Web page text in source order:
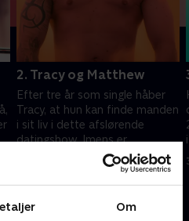
Om
2. Tracy og Matthew
Efter tre år som single håber
Tracy, at hun kan finde manden
i sit liv i dette afslørende
datingshow. Imens er
telefonsælgeren Matthew træt
af at bruge diverse datingapps
og vil egentlig bare gerne finde
han er.
24. februar 2018 • 46 min